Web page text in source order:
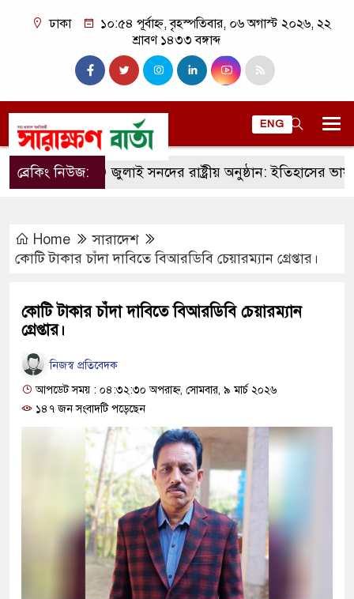
ঢাকা
১০:৫৪ পূর্বাহ্ন, বৃহস্পতিবার, ০৬ অগাস্ট ২০২৬, ২২
শ্রাবণ ১৪৩৩ বঙ্গাব্দ
ENG
ব্রেকিং নিউজ:জুলাই সনদের রাষ্ট্রীয় অনুষ্ঠান: ইতিহাসের ভাষ্য,
Home
সারাদেশ
কোটি টাকার চাঁদা দাবিতে বিআরডিবি চেয়ারম্যান গ্রেপ্তার।
কোটি টাকার চাঁদা দাবিতে বিআরডিবি চেয়ারম্যান
গ্রেপ্তার।
নিজস্ব প্রতিবেদক
আপডেট সময় : ০৪:৩২:৩০ অপরাহ্ন, সোমবার, ৯ মার্চ ২০২৬
১৪৭ জন সংবাদটি পড়েছেন